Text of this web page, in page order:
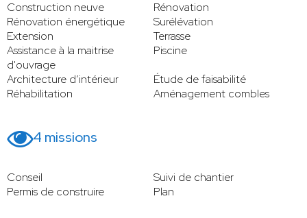
Construction neuve
Rénovation
Rénovation énergétique
Surélévation
Extension
Terrasse
Assistance à la maitrise
d'ouvrage
Piscine
Architecture d’intérieur
Étude de faisabilité
Réhabilitation
Aménagement combles
4 missions
Conseil
Suivi de chantier
Permis de construire
Plan